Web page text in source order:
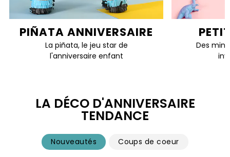
PIÑATA ANNIVERSAIRE
La piñata, le jeu star de
l'anniversaire enfant
Des mini
LA DÉCO D'ANNIVERSAIRE
TENDANCE
Nouveautés Coups de coeur